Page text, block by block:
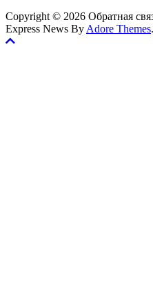
Copyright © 2026 Обратная
Express News By Adore Themes.